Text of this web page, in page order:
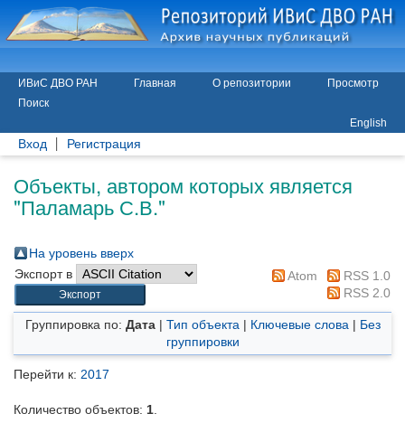
ИВиС ДВО РАН Главная О репозитории
Просмотр
Поиск
English
Вход Регистрация
Объекты, автором которых является
"Паламарь С.В."
На уровень вверх
Экспорт в
Atom
RSS 1.0
RSS 2.0
Группировка по: Дата| Тип объекта | Ключевые слова | Без
группировки
Перейти к: 2017
Количество объектов: 1